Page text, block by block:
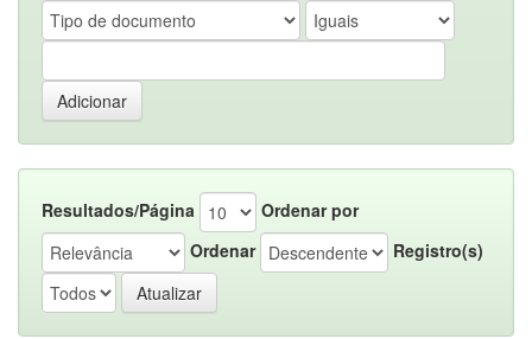
Resultados/Página
Ordenar por
Ordenar
Registro(s)